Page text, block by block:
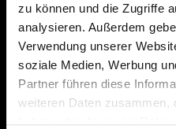
zu können und die Zugriffe
analysieren. Außerdem
Verwendung unserer
soziale Medien, Werbung
Partner führen diese
weiteren Daten zusammen,
Das erste Depot in
0€ Ausgabeaufschlag
knapp 2000 Fonds und